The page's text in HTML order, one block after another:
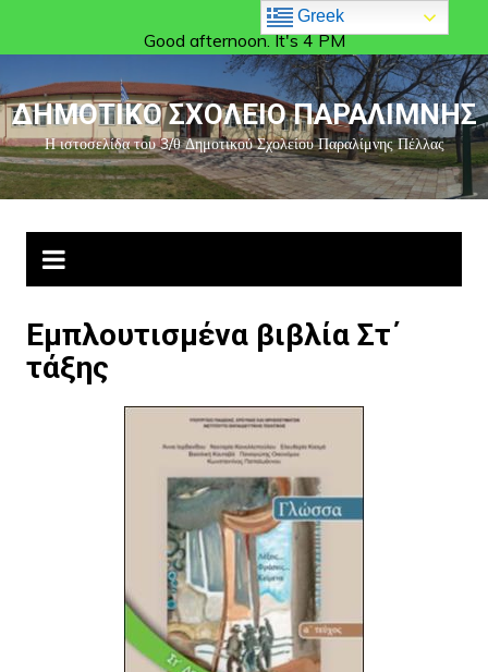
Good afternoon. It's 4 PM
ΔΗΜΟΤΙΚΟ ΣΧΟΛΕΙΟ ΠΑΡΑΛΙΜΝΗΣ
Η ιστοσελίδα του 3/θ Δημοτικού Σχολείου Παραλίμνης Πέλλας
Εμπλουτισμένα βιβλία Στ΄
τάξης
Greek